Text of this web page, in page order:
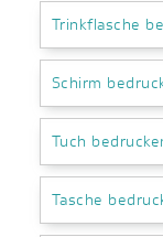
Trinkflasche
Schirm
Tuch
Tasche